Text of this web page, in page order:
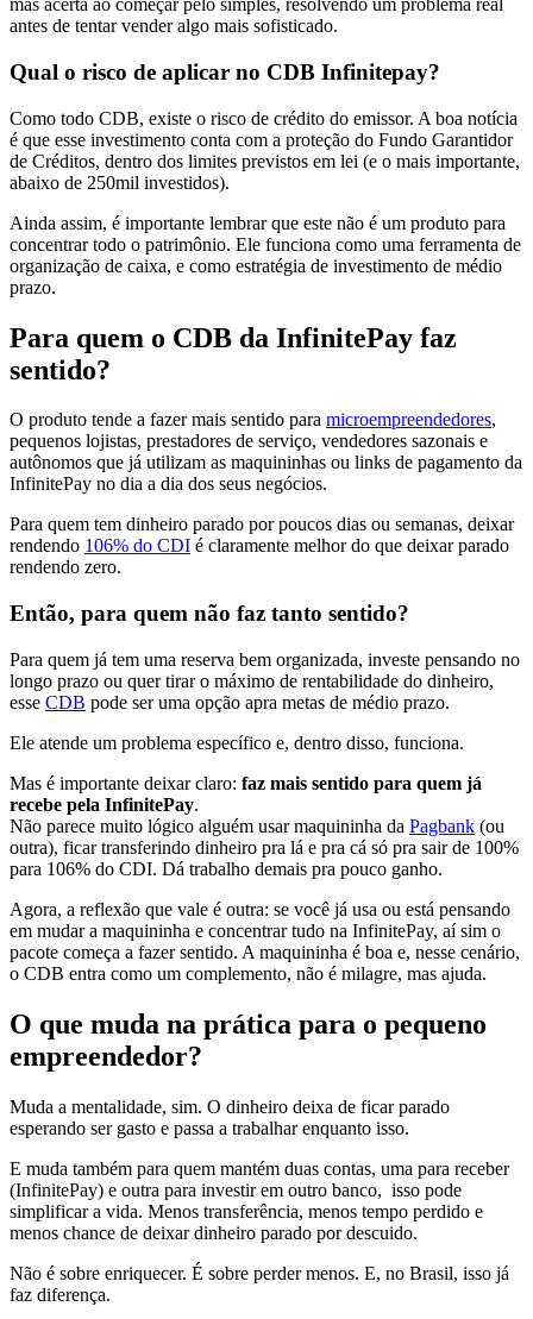
mas acerta ao começar pelo simples, resolvendo um problema real
antes de tentar vender algo mais sofisticado.
Qual o risco de aplicar no CDB Infinitepay?
Como todo CDB, existe o risco de crédito do emissor. A boa notícia
é que esse investimento conta com a proteção do Fundo Garantidor
de Créditos, dentro dos limites previstos em lei (e o mais importante,
abaixo de 250mil investidos).
Ainda assim, é importante lembrar que este não é um produto para
concentrar todo o patrimônio. Ele funciona como uma ferramenta de
organização de caixa, e como estratégia de investimento de médio
prazo.
Para quem o CDB da InfinitePay faz
sentido?
O produto tende a fazer mais sentido para microempreendedores,
pequenos lojistas, prestadores de serviço, vendedores sazonais e
autônomos que já utilizam as maquininhas ou links de pagamento da
InfinitePay no dia a dia dos seus negócios.
Para quem tem dinheiro parado por poucos dias ou semanas, deixar
rendendo 106% do CDI é claramente melhor do que deixar parado
rendendo zero.
Então, para quem não faz tanto sentido?
Para quem já tem uma reserva bem organizada, investe pensando no
longo prazo ou quer tirar o máximo de rentabilidade do dinheiro,
esse CDB pode ser uma opção apra metas de médio prazo.
Ele atende um problema específico e, dentro disso, funciona.
Mas é importante deixar claro: faz mais sentido para quem já
recebe pela InfinitePay.
Não parece muito lógico alguém usar maquininha da Pagbank (ou
outra), ficar transferindo dinheiro pra lá e pra cá só pra sair de 100%
para 106% do CDI. Dá trabalho demais pra pouco ganho.
Agora, a reflexão que vale é outra: se você já usa ou está pensando
em mudar a maquininha e concentrar tudo na InfinitePay, aí sim o
pacote começa a fazer sentido. A maquininha é boa e, nesse cenário,
o CDB entra como um complemento, não é milagre, mas ajuda.
O que muda na prática para o pequeno
empreendedor?
Muda a mentalidade, sim. O dinheiro deixa de ficar parado
esperando ser gasto e passa a trabalhar enquanto isso.
E muda também para quem mantém duas contas, uma para receber
(InfinitePay) e outra para investir em outro banco, isso pode
simplificar a vida. Menos transferência, menos tempo perdido e
menos chance de deixar dinheiro parado por descuido.
Não é sobre enriquecer. É sobre perder menos. E, no Brasil, isso já
faz diferença.